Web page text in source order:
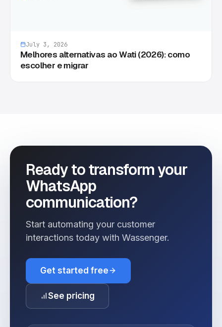
July 3, 2026
Melhores alternativas ao Wati (2026): como
escolher e migrar
Ready to transform your
WhatsApp
communication?
Start automating your customer
interactions today with Wassenger.
Get started free
See pricing